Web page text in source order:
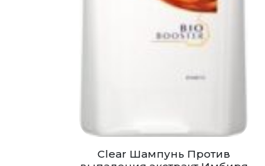
Clear Шампунь Против